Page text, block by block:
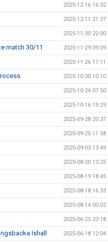
2025-12-16 16:32
2025-12-11 21:37
2025-11-30 22:00
match 30/11 2025-11-29 09:09
2025-11-26 17:11
2025-10-30 10:10
2025-10-24 07:50
2025-10-16 19:29
2025-09-28 20:37
2025-09-20 11:58
2025-09-03 13:49
2025-08-20 13:25
2025-08-19 18:45
2025-08-18 16:33
2025-08-14 00:02
2025-06-25 23:18
Ishall 2025-06-18 12:04